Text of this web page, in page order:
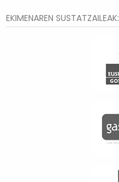
EKIMENAREN SUSTATZAILEAK: